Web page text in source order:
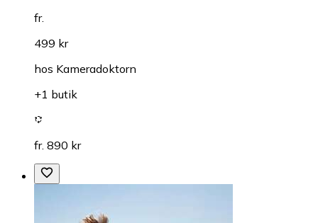
fr.
499 kr
hos Kameradoktorn
+1 butik
fr. 890 kr